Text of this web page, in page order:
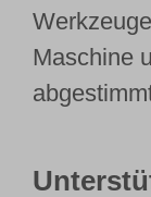
Maschine